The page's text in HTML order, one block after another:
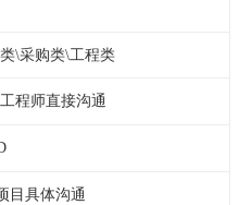
\采购类\工程类
程师直接沟通
目具体沟通